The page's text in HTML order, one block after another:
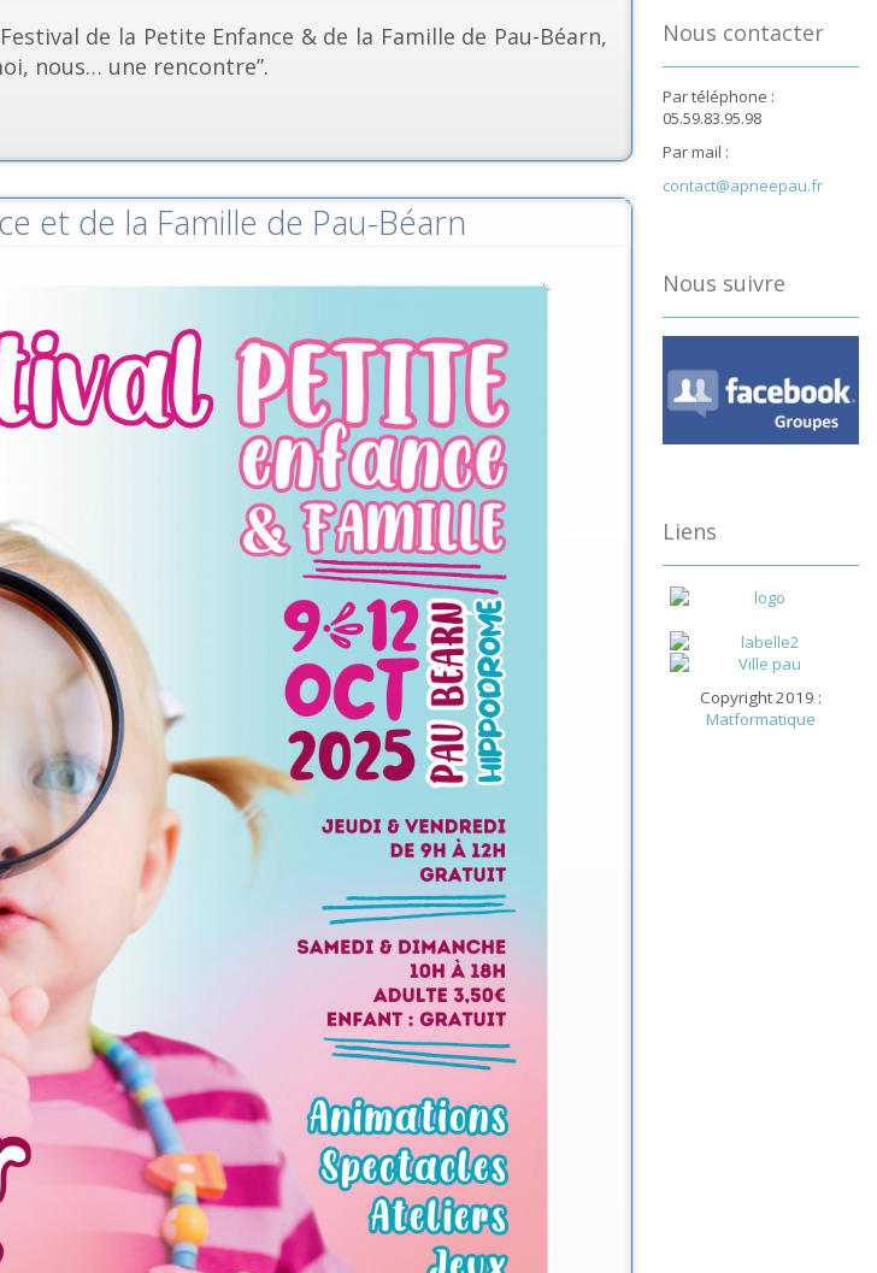
Festival de la Petite Enfance & de la Famille de Pau-Béarn,
nous… une rencontre”.
et de la Famille de Pau-Béarn
Nous contacter
Par téléphone :
05.59.83.95.98
Par mail :
contact@apneepau.fr
Nous suivre
Liens
Copyright 2019 :
Matformatique